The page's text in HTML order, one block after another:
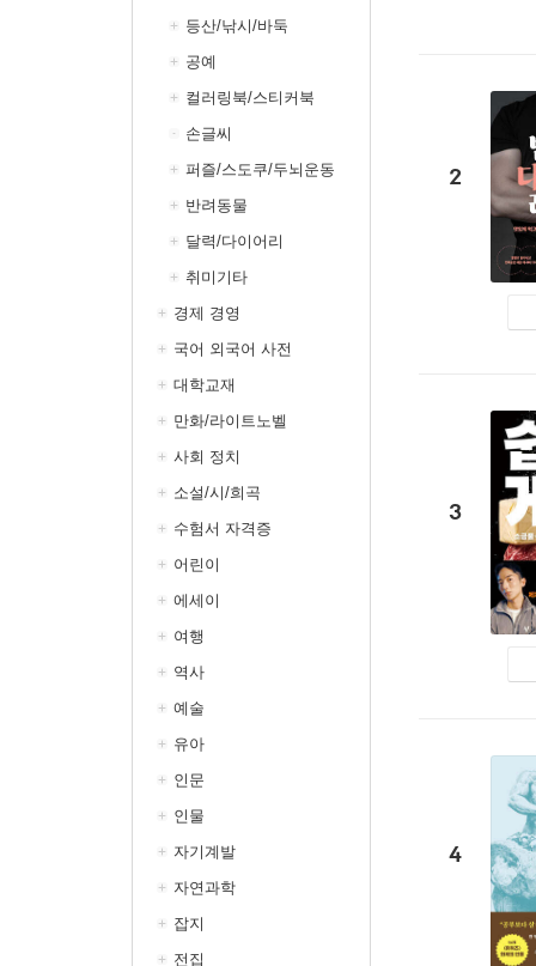
등산/낚시/바둑
공예
컬러링북/스티커북
손글씨
퍼즐/스도쿠/두뇌운동
반려동물
달력/다이어리
취미기타
경제 경영
국어 외국어 사전
대학교재
만화/라이트노벨
사회 정치
소설/시/희곡
수험서 자격증
어린이
에세이
여행
역사
예술
유아
인문
인물
자기계발
자연과학
잡지
전집
2
3
4